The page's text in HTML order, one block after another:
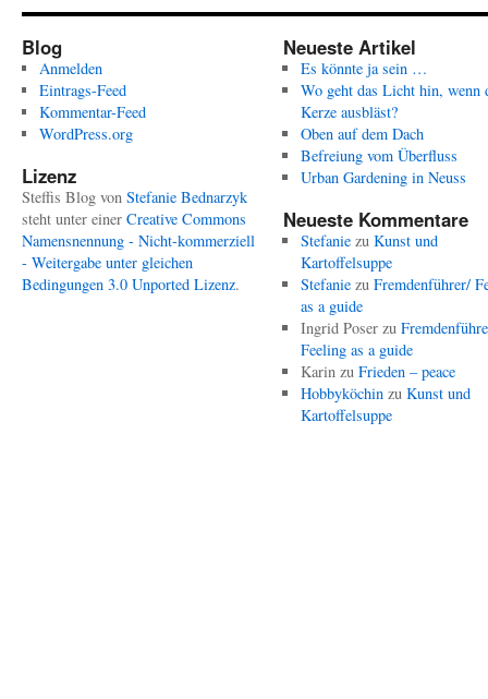
Blog
Anmelden
Eintrags-Feed
Kommentar-Feed
WordPress.org
Lizenz
Steffis Blog von Stefanie Bednarzyk
steht unter einer Creative Commons
Namensnennung - Nicht-kommerziell
- Weitergabe unter gleichen
Bedingungen 3.0 Unported Lizenz.
Neueste Artikel
Es könnte ja sein …
Wo geht das Licht hin, wenn
Kerze ausbläst?
Oben auf dem Dach
Befreiung vom Überfluss
Urban Gardening in Neuss
Neueste Kommentare
Stefaniezu Kunst und
Kartoffelsuppe
Stefaniezu Fremdenführer/
as a guide
Ingrid Poserzu
Feeling as a guide
Karinzu Frieden – peace
Hobbyköchinzu Kunst und
Kartoffelsuppe